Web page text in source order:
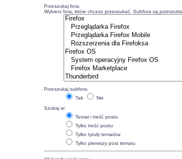
Przeszukaj fora:
Wybierz fora, które chcesz przeszukać. Subfora są
Przeszukaj subfora:
Tak
Nie
Szukaj w:
Temat i treść postu
Tylko treść postu
Tylko tytuły tematów
Tylko pierwszy post tematu